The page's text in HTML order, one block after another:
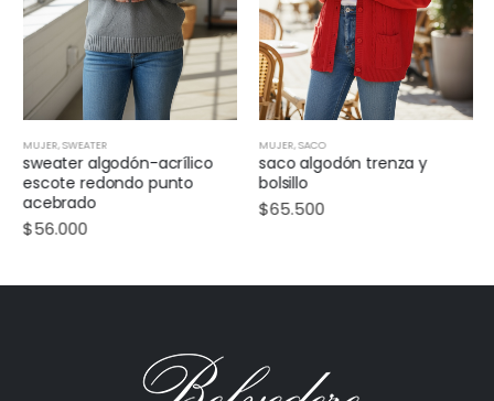
MUJER,SWEATER
sweater algodón-acrílico
escote redondo punto
acebrado
$56.000
MUJER,SACO
saco algodón trenza y
bolsillo
$65.500